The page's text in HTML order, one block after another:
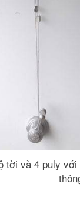
tời và 4 puly